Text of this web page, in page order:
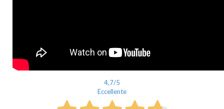
Telefono / Cellulare
4,7/5
Eccellente